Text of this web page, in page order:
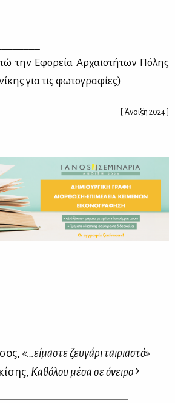
την Εφο­ρεία Αρ­χαιο­τή­των Πό­λης
για τις φω­το­γρα­φί­ες)
[ Άνοιξη 2024 ]
«…είμαστε ζευγάρι ταιριαστό»
Καθόλου μέσα σε όνειρο